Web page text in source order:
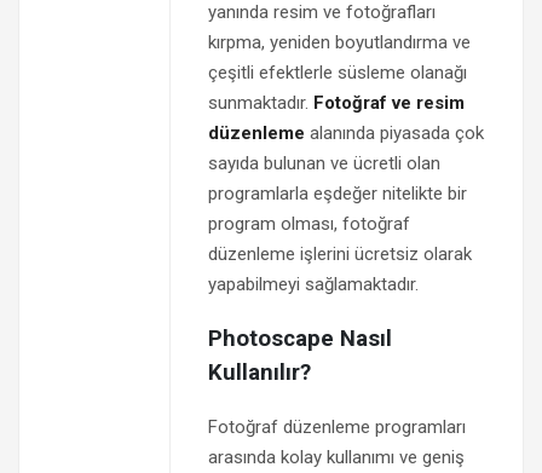
yanında resim ve fotoğrafları
kırpma, yeniden boyutlandırma ve
çeşitli efektlerle süsleme olanağı
sunmaktadır. Fotoğraf ve resim
düzenleme alanında piyasada çok
sayıda bulunan ve ücretli olan
programlarla eşdeğer nitelikte bir
program olması, fotoğraf
düzenleme işlerini ücretsiz olarak
yapabilmeyi sağlamaktadır.
Photoscape Nasıl
Kullanılır?
Fotoğraf düzenleme programları
arasında kolay kullanımı ve geniş